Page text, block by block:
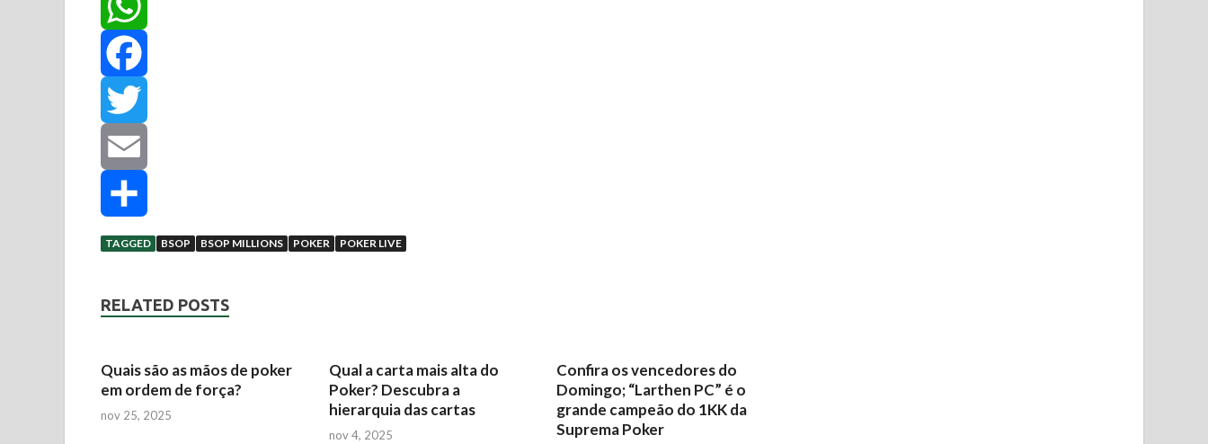
W
s
p
F
e
o
T
w
i
e
m
l
C
p
TAGGED BSOP BSOP MILLIONS POKER POKER LIVE
RELATED POSTS
Quais são as mãos de poker
em ordem de força?
nov 25, 2025
Qual a carta mais alta do
Poker? Descubra a
hierarquia das cartas
nov 4, 2025
Confira os vencedores do
Domingo; “Larthen PC” é o
grande campeão do 1KK da
Suprema Poker